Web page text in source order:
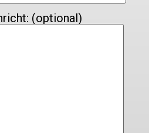
(optional)